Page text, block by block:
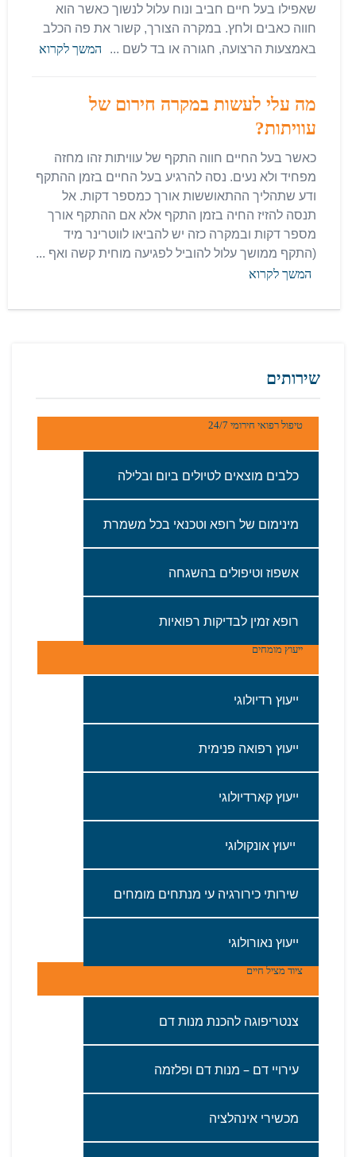
שאפילו בעל חיים חביב ונוח עלול לנשוך כאשר הוא
חווה כאבים ולחץ. במקרה הצורך, קשור את פה הכלב
באמצעות הרצועה, חגורה או בד לשם ...
המשך לקרוא
מה עלי לעשות במקרה חירום של
עוויתות?
כאשר בעל החיים חווה התקף של עוויתות זהו מחזה
מפחיד ולא נעים. נסה להרגיע בעל החיים בזמן ההתקף
ודע שתהליך ההתאוששות אורך כמספר דקות. אל
תנסה להזיז החיה בזמן התקף אלא אם ההתקף אורך
מספר דקות ובמקרה כזה יש להביאו לווטרינר מיד
(התקף ממושך עלול להוביל לפגיעה מוחית קשה ואף ...
המשך לקרוא
שירותים
טיפול רפואי חירומי 24/7
כלבים‭ ‬מוצאים‭ ‬לטיולים‭ ‬ביום‭ ‬ובלילה
מינימום‭ ‬של‭ ‬רופא‭ ‬וטכנאי‭ ‬בכל‭ ‬משמרת
אשפוז‭ ‬וטיפולים‭ ‬בהשגחה‭ ‬
רופא‭ ‬זמין‭ ‬לבדיקות‭ ‬רפואיות
ייעוץ מומחים
ייעוץ רדיולוגי
‬ייעוץ‭ ‬רפואה‭ ‬פנימית
ייעוץ‭ ‬קארדיולוגי
שירותי‭ ‬כירורגיה‭ ‬עי‭ ‬מנתחים‭ ‬מומחים
ייעוץ‭ ‬נאורולוגי
ציוד‭ ‬מציל‭ ‬חיים
צנטריפוגה‭ ‬להכנת‭ ‬מנות‭ ‬דם‭ ‬
עירויי‭ ‬דם – מנות‭ ‬דם‭ ‬ופלזמה
מכשירי‭ ‬אינהלציה‭ ‬